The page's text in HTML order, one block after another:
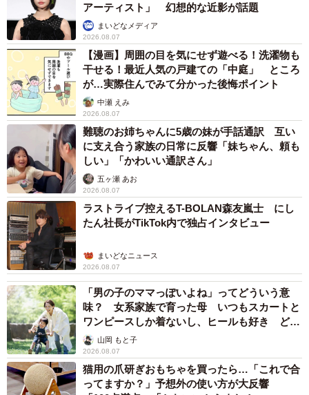
アーティスト」 幻想的な近影が話題
まいどなメディア
2026.08.07
【漫画】周囲の目を気にせず遊べる！洗濯物も
干せる！最近人気の戸建ての「中庭」 ところ
が…実際住んでみて分かった後悔ポイント
中瀬 えみ
2026.08.07
難聴のお姉ちゃんに5歳の妹が手話通訳 互い
に支え合う家族の日常に反響「妹ちゃん、頼も
しい」「かわいい通訳さん」
五ヶ瀬 あお
2026.08.07
ラストライブ控えるT-BOLAN森友嵐士 にし
たん社長がTikTok内で独占インタビュー
まいどなニュース
2026.08.07
「男の子のママっぽいよね」ってどういう意
味？ 女系家族で育った母 いつもスカートと
ワンピースしか着ないし、ヒールも好き どの
へんが…
山岡 もと子
2026.08.07
猫用の爪研ぎおもちゃを買ったら…「これで合
ってますか？」予想外の使い方が大反響